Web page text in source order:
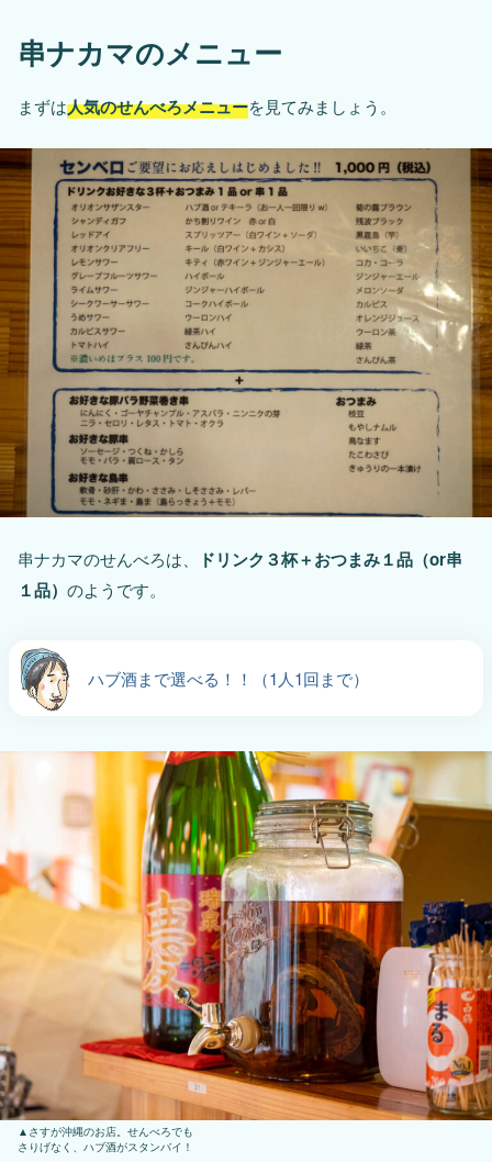
串ナカマのメニュー
まずは人気のせんべろメニューを見てみましょう。
串ナカマのせんべろは、
ドリンク３杯＋おつまみ１品（or串
１品） のようです。
ハブ酒まで選べる！！（1人1回まで）
さすが沖縄のお店。せんべろでも
さりげなく、ハブ酒がスタンバイ！